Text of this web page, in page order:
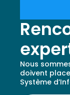
Nous
doivent
Système